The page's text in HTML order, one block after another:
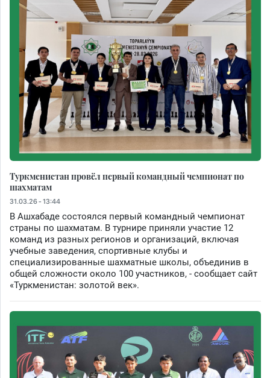
Туркменистан провёл первый командный чемпионат по
шахматам
31.03.26 - 13:44
В Ашхабаде состоялся первый командный чемпионат
страны по шахматам. В турнире приняли участие 12
команд из разных регионов и организаций, включая
учебные заведения, спортивные клубы и
специализированные шахматные школы, объединив в
общей сложности около 100 участников, - сообщает сайт
«Туркменистан: золотой век».